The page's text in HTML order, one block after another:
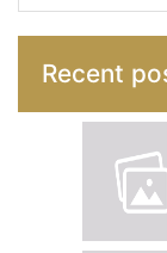
Recent